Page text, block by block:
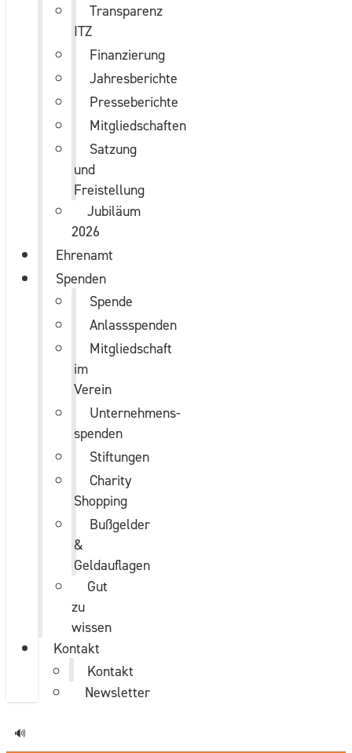
Transparenz
ITZ
Finanzierung
Jahresberichte
Presseberichte
Mitgliedschaften
Satzung
und
Freistellung
Jubiläum
2026
Ehrenamt
Spenden
Spende
Anlassspenden
Mitgliedschaft
im
Verein
Unternehmens­
spenden
Stiftungen
Charity
Shopping
Bußgelder
&
Geldauflagen
Gut
zu
wissen
Kontakt
Kontakt
Newsletter
🔊